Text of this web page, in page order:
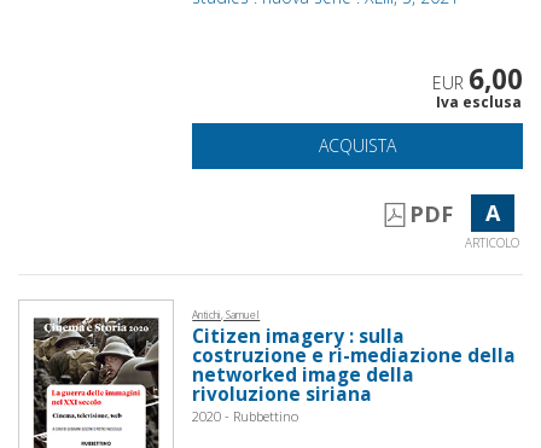
EUR 6,00
Iva esclusa
ACQUISTA
PDF A
ARTICOLO
Antichi, Samuel
Citizen imagery : sulla
costruzione e ri-mediazione della
networked image della
rivoluzione siriana
2020 - Rubbettino